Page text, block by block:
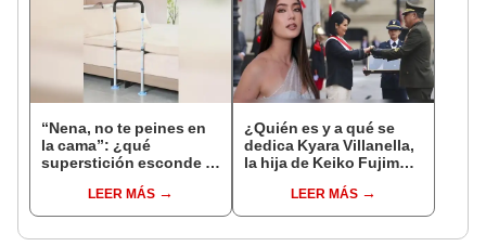
“Nena, no te peines en
la cama”: ¿qué
superstición esconde la
Enanitos Verdes?
LEER MÁS
¿Quién es y a qué se
dedica Kyara Villanella,
la hija de Keiko Fujimori
nivel nacional?
LEER MÁS